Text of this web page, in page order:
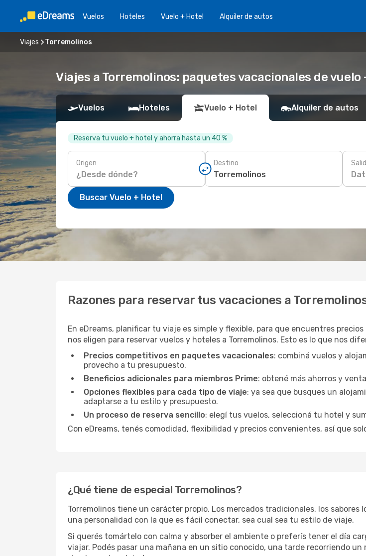
Vuelos Hoteles Vuelo + Hotel Alquiler de autos
Viajes Torremolinos
Viajes a Torremolinos: paquetes vacacionales de vuelo
Vuelos Hoteles Vuelo + Hotel Alquiler de autos
Reserva tu vuelo + hotel y ahorra hasta un 40 %
Origen Destino
Buscar Vuelo + Hotel
Razones para reservar tus vacaciones a
En eDreams, planificar tu viaje es simple y flexible, para que encuentres
nos eligen para reservar vuelos y hoteles a Torremolinos. Esto es lo que nos
Precios competitivos en paquetes vacacionales: combiná vuelos y
provecho a tu presupuesto.
Beneficios adicionales para miembros Prime: obtené más ahorros y
Opciones flexibles para cada tipo de viaje: ya sea que busques un
adaptarse a tu estilo y presupuesto.
Un proceso de reserva sencillo: elegí tus vuelos, seleccioná tu hotel y
Con eDreams, tenés comodidad, flexibilidad y precios convenientes, así que
¿Qué tiene de especial Torremolinos?
Torremolinos tiene un carácter propio. Los mercados tradicionales, los
una personalidad con la que es fácil conectar, sea cual sea tu estilo de viaje.
Si querés tomártelo con calma y absorber el ambiente o preferís tener el día
viajar. Podés pasar una mañana en un sitio conocido, una tarde recorriendo